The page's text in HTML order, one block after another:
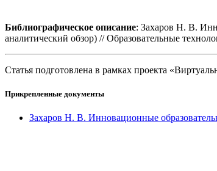
Библиографическое описание: Захаров Н. В.
аналитический обзор) // Образовательные
Статья подготовлена в рамках проекта
Прикрепленные документы
Захаров Н. В. Инновационные